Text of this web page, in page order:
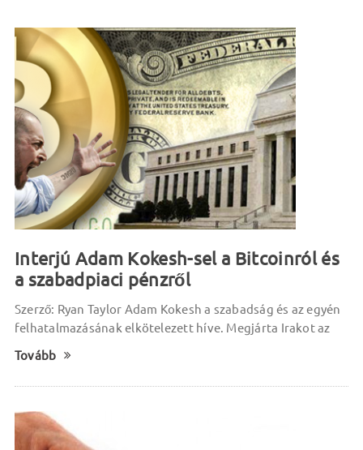
Interjú Adam Kokesh-sel a Bitcoinról és
a szabadpiaci pénzről
Szerző: Ryan Taylor Adam Kokesh a szabadság és az egyén
felhatalmazásának elkötelezett híve. Megjárta Irakot az
Tovább